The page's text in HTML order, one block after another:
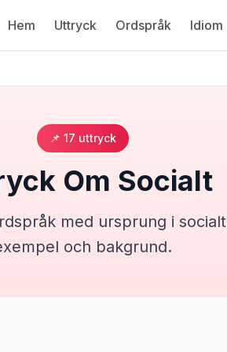
Hem Uttryck Ordspråk Idiom
📌 17 uttryck
Om Socialt
med ursprung i socialt
och bakgrund.